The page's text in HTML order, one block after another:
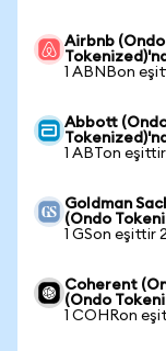
Airbnb
1 ABNBon
Abbott
1 ABTon
Goldman
(Ondo
1 GSon eşittir
Coherent
(Ondo
1 COHRon